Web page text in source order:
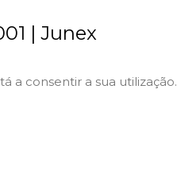
| Junex
a consentir a sua utilização.